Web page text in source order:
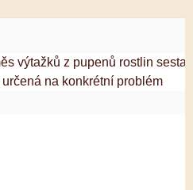
výtažků z pupenů rostlin
na konkrétní problém